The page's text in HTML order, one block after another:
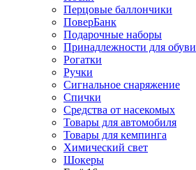
Перцовые баллончики
ПоверБанк
Подарочные наборы
Принадлежности для обуви
Рогатки
Ручки
Сигнальное снаряжение
Спички
Средства от насекомых
Товары для автомобиля
Товары для кемпинга
Химический свет
Шокеры